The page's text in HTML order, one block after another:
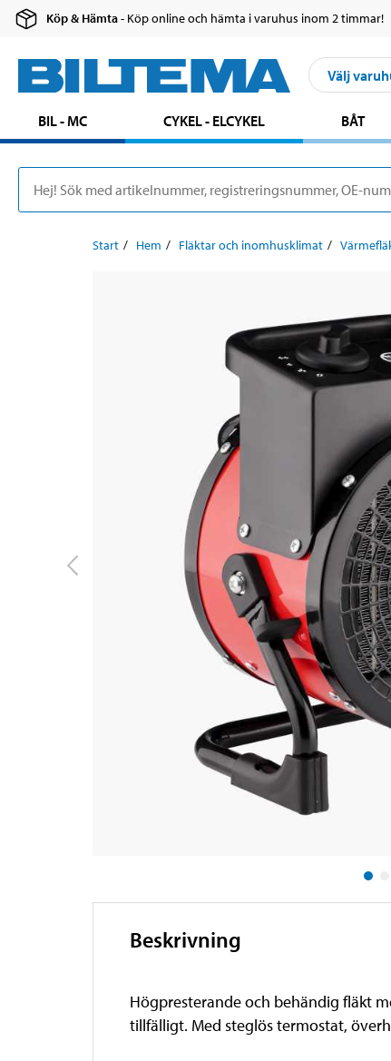
Köp & Hämta- Köp online och hämta i varuhus inom 2 timmar!
Välj
BIL - MC CYKEL - ELCYKEL BÅT
Start Hem Fläktar och inomhusklimat
Beskrivning
Högpresterande och behändig fläkt
tillfälligt. Med steglös termostat,